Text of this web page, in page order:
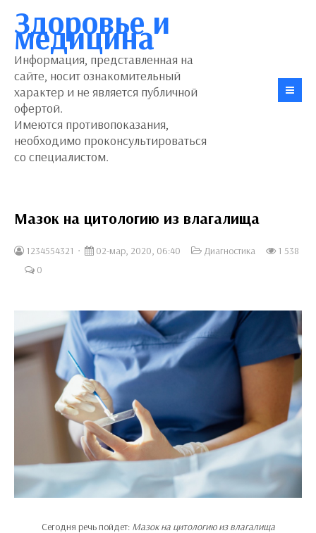
Здоровье и
медицина
Информация, представленная на
сайте, носит ознакомительный
характер и не является публичной
офертой.
Имеются противопоказания,
необходимо проконсультироваться
со специалистом.
Мазок на цитологию из влагалища
1234554321 02-мар, 2020, 06:40 Диагностика
1 538
0
Сегодня речь пойдет: Мазок на цитологию из влагалища